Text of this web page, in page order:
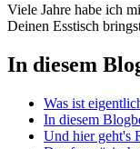
Viele Jahre habe ich
Deinen Esstisch
In diesem
Was ist
In diesem
Und hier geht's